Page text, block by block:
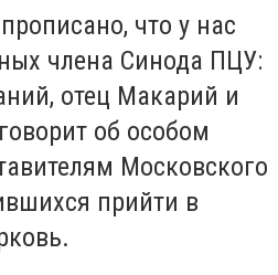
что у нас
члена Синода ПЦУ:
отец Макарий и
об особом
Московского
прийти в